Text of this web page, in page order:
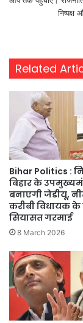
निष्पक्ष
Related
Bihar Politics :
बिहार के
बनाएगी जेडीयू,
करीबी विधायक
सियासत गरमाई
8 March 2026